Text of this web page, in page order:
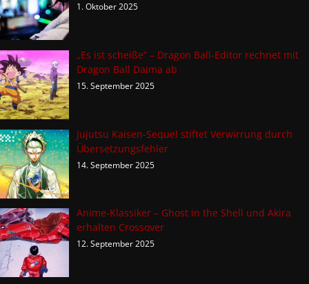
1. Oktober 2025
„Es ist scheiße“ – Dragon Ball-Editor rechnet mit
Dragon Ball Daima ab
15. September 2025
Jujutsu Kaisen-Sequel stiftet Verwirrung durch
Übersetzungsfehler
14. September 2025
Anime-Klassiker – Ghost in the Shell und Akira
erhalten Crossover
12. September 2025